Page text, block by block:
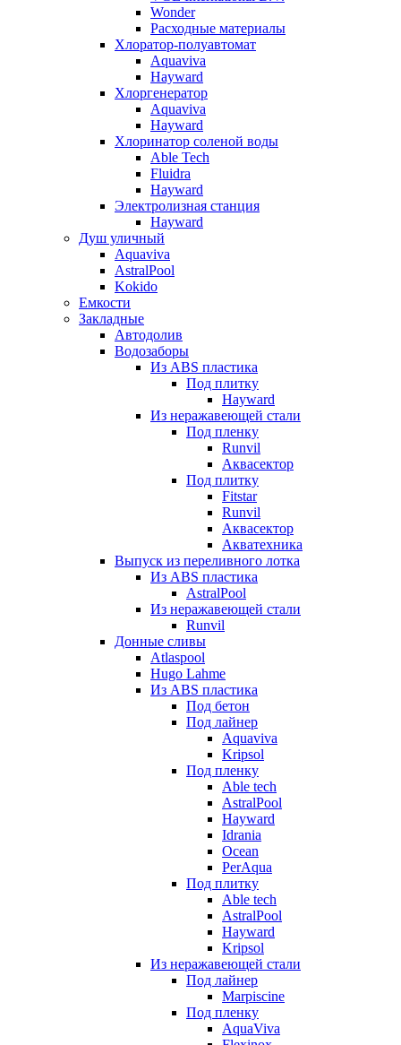
Wonder
Расходные материалы
Хлоратор-полуавтомат
Aquaviva
Hayward
Хлоргенератор
Aquaviva
Hayward
Хлоринатор соленой воды
Able Tech
Fluidra
Hayward
Электролизная станция
Hayward
Душ уличный
Aquaviva
AstralPool
Kokido
Емкости
Закладные
Автодолив
Водозаборы
Из ABS пластика
Под плитку
Hayward
Из неражавеющей стали
Под пленку
Runvil
Аквасектор
Под плитку
Fitstar
Runvil
Аквасектор
Акватехника
Выпуск из переливного лотка
Из ABS пластика
AstralPool
Из неражавеющей стали
Runvil
Донные сливы
Atlaspool
Hugo Lahme
Из ABS пластика
Под бетон
Под лайнер
Aquaviva
Kripsol
Под пленку
Able tech
AstralPool
Hayward
Idrania
Ocean
PerAqua
Под плитку
Able tech
AstralPool
Hayward
Kripsol
Из неражавеющей стали
Под лайнер
Marpiscine
Под пленку
AquaViva